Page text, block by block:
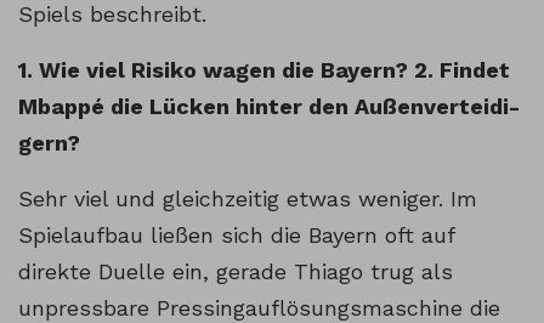
Spiels beschreibt.
1. Wie viel Risiko wagen die Bayern? 2. Findet
Mbappé die Lücken hinter den Außen­ver­tei­di­
gern?
Sehr viel und gleichzeitig etwas weniger. Im
Spielaufbau ließen sich die Bayern oft auf
direkte Duelle ein, gerade Thiago trug als
unpressbare Pressingauflösungsmaschine die